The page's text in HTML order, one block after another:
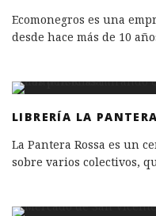
Ecomonegros es una
desde hace más de 10
LIBRERÍA LA
La Pantera Rossa es un
sobre varios colectivos,